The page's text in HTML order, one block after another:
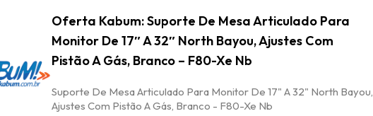
Oferta Kabum: Suporte De Mesa Articulado Para
Monitor De 17″ A 32″ North Bayou, Ajustes Com
Pistão A Gás, Branco – F80-Xe Nb
Suporte De Mesa Articulado Para Monitor De 17" A 32" North Bayou,
Ajustes Com Pistão A Gás, Branco - F80-Xe Nb